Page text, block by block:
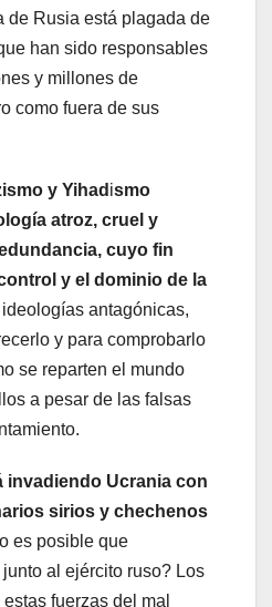
de Rusia está plagada de
han sido responsables
y millones de
como fuera de sus
y Yihad ismo
atroz, cruel y
cuyo fin
y el dominio de la
ideologías antagónicas,
y para comprobarlo
se reparten el mundo
a pesar de las falsas
invadiendo Ucrania con
sirios y chechenos
es posible que
al ejército ruso? Los
fuerzas del mal